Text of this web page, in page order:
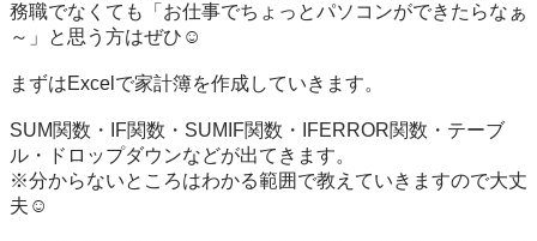
務職でなくても「お仕事でちょっとパソコンができたらなぁ
～」と思う方はぜひ☺
まずはExcelで家計簿を作成していきます。
SUM関数・IF関数・SUMIF関数・IFERROR関数・テーブ
ル・ドロップダウンなどが出てきます。
※分からないところはわかる範囲で教えていきますので大丈
夫☺